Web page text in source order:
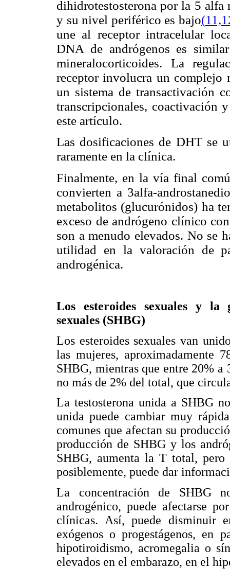
dihidrotestosterona por la 5 alfa
y su nivel periférico es bajo(
une al receptor intracelular
DNA de andrógenos es
mineralocorticoides. La
receptor involucra un complejo
un sistema de transactivación
transcripcionales, coactivación
este artículo.
Las dosificaciones de DHT se
raramente en la clínica.
Finalmente, en la vía final
convierten a 3alfa-
metabolitos (glucurónidos) ha
exceso de andrógeno clínico
son a menudo elevados. No se
utilidad en la valoración de
androgénica.
Los esteroides sexuales y la
sexuales (SHBG)
Los esteroides sexuales van
las mujeres, aproximadamente
SHBG, mientras que entre 20%
no más de 2% del total, que
La testosterona unida a SHBG
unida puede cambiar muy
comunes que afectan su
producción de SHBG y los
SHBG, aumenta la T total,
posiblemente, puede dar
La concentración de SHBG
androgénico, puede afectarse
clínicas. Así, puede disminuir
exógenos o progestágenos, en
hipotiroidismo, acromegalia o
elevados en el embarazo, en el